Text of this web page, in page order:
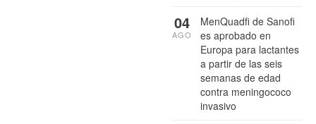
MenQuadfi de Sanofi
es aprobado en
Europa para lactantes
a partir de las seis
semanas de edad
contra meningococo
invasivo
04
AGO